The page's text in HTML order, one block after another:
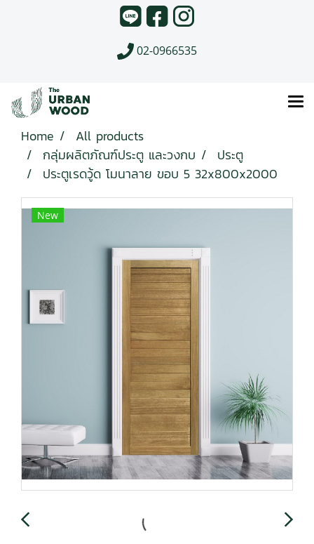
02-0966535
Home
All products
กลุ่มผลิตภัณฑ์ประตู และวงกบ
ประตู
ประตูเรดวู้ด โมนาลาย ขอบ 5 32x800x2000
New